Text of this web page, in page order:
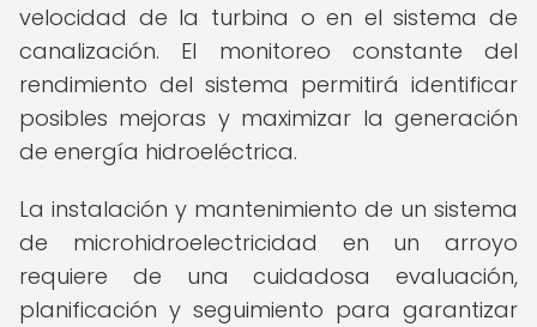
velocidad de la turbina o en el sistema de
canalización. El monitoreo constante del
rendimiento del sistema permitirá identificar
posibles mejoras y maximizar la generación
de energía hidroeléctrica.
La instalación y mantenimiento de un sistema
de microhidroelectricidad en un arroyo
requiere de una cuidadosa evaluación,
planificación y seguimiento para garantizar